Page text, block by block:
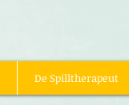
De Spilltherapeut